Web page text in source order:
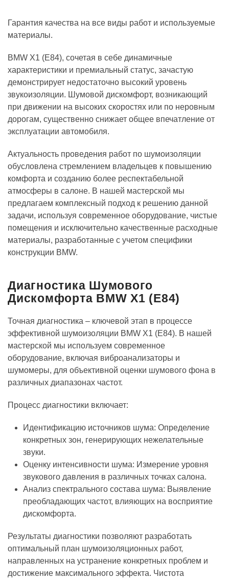
Гарантия качества на все виды работ и используемые
материалы.
BMW X1 (E84), сочетая в себе динамичные
характеристики и премиальный статус, зачастую
демонстрирует недостаточно высокий уровень
звукоизоляции. Шумовой дискомфорт, возникающий
при движении на высоких скоростях или по неровным
дорогам, существенно снижает общее впечатление от
эксплуатации автомобиля.
Актуальность проведения работ по шумоизоляции
обусловлена стремлением владельцев к повышению
комфорта и созданию более респектабельной
атмосферы в салоне. В нашей мастерской мы
предлагаем комплексный подход к решению данной
задачи, используя современное оборудование, чистые
помещения и исключительно качественные расходные
материалы, разработанные с учетом специфики
конструкции BMW.
Диагностика Шумового
Дискомфорта BMW X1 (E84)
Точная диагностика – ключевой этап в процессе
эффективной шумоизоляции BMW X1 (E84). В нашей
мастерской мы используем современное
оборудование, включая виброанализаторы и
шумомеры, для объективной оценки шумового фона в
различных диапазонах частот.
Процесс диагностики включает:
Идентификацию источников шума: Определение
конкретных зон, генерирующих нежелательные
звуки.
Оценку интенсивности шума: Измерение уровня
звукового давления в различных точках салона.
Анализ спектрального состава шума: Выявление
преобладающих частот, влияющих на восприятие
дискомфорта.
Результаты диагностики позволяют разработать
оптимальный план шумоизоляционных работ,
направленных на устранение конкретных проблем и
достижение максимального эффекта. Чистота